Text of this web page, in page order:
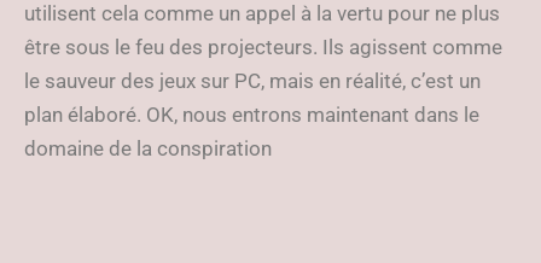
utilisent cela comme un appel à la vertu pour ne plus
être sous le feu des projecteurs. Ils agissent comme
le sauveur des jeux sur PC, mais en réalité, c’est un
plan élaboré. OK, nous entrons maintenant dans le
domaine de la conspiration